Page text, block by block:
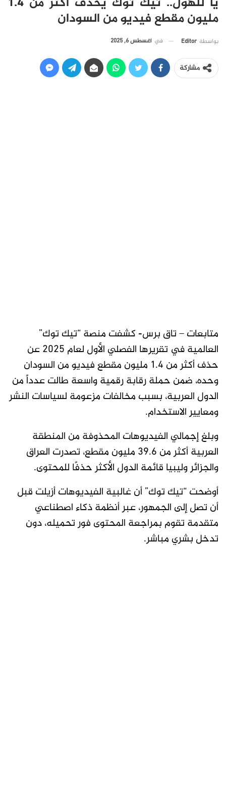
مليون مقطع فيديو من السودان
بواسطة Editor في أغسطس 6, 2025
مشاركة
متابعات – تاق برس- كشفت منصة “تيك توك”
العالمية في تقريرها الفصلي الأول لعام 2025 عن
حذف أكثر من 1.4 مليون مقطع فيديو من السودان
وحده، ضمن حملة رقابة رقمية واسعة طالت عدداً من
الدول العربية، بسبب مخالفات مزعومة لسياسات النشر
ومعايير الاستخدام.
وبلغ إجمالي الفيديوهات المحذوفة من المنطقة
العربية أكثر من 39.6 مليون مقطع، تصدرت العراق
والجزائر وليبيا قائمة الدول الأكثر حذفًا للمحتوى.
أوضحت “تيك توك” أن غالبية الفيديوهات أزيلت قبل
أن تصل إلى الجمهور، عبر أنظمة ذكاء اصطناعي
متقدمة تقوم بمراجعة المحتوى فور تحميله، دون
تدخل بشري مباشر.